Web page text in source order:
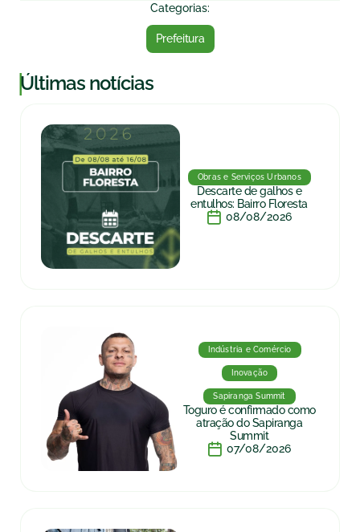
Categorias:
Prefeitura
|Últimas notícias
Obras e Serviços Urbanos
Descarte de galhos e
entulhos: Bairro Floresta
08/08/2026
Indústria e Comércio
Inovação
Sapiranga Summit
Toguro é confirmado como
atração do Sapiranga
Summit
07/08/2026